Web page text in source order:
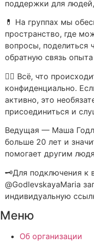
поддержки для
💊 На группах мы
пространство, где
вопросы, поделиться
обратную связь
☝🏻 Всё, что
конфиденциально.
активно, это
присоединиться и
Ведущая — Маша
больше 20 лет и
помогает другим
🗝Для подключения к
@GodlevskayaMaria
индивидуальную
Меню
Об организации